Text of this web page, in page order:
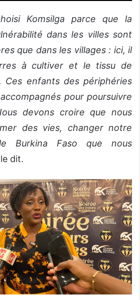
Komsilga parce que la
dans les villes sont
que dans les villages : ici, il
à cultiver et le tissu de
Ces enfants des périphéries
pour poursuivre
devons croire que nous
des vies, changer notre
Burkina Faso que nous
dit.